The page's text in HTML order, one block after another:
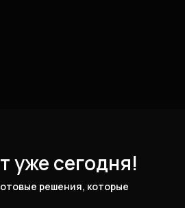
уже сегодня!
решения, которые